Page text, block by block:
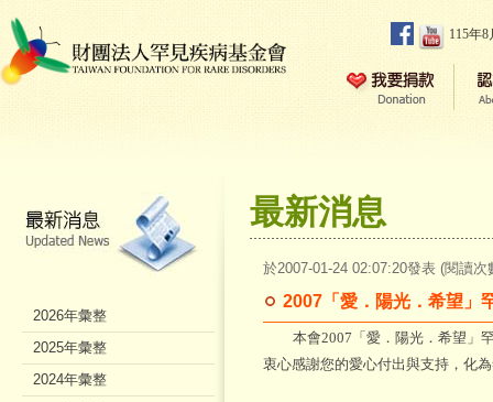
115年
最新消息
於2007-01-24 02:07:20發表 (閱讀次
2007「愛．陽光．希望」
本會2007「愛．陽光．希望」罕
衷心感謝您的愛心付出與支持，化
2026年彙整
2025年彙整
2024年彙整